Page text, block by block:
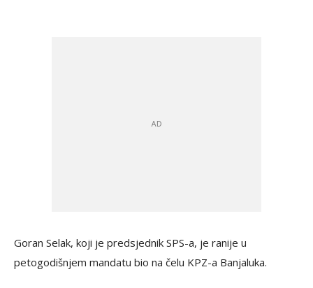
Goran Selak, koji je predsjednik SPS-a, je ranije u
petogodišnjem mandatu bio na čelu KPZ-a Banjaluka.